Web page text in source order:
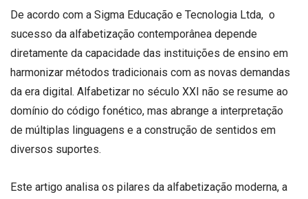
De acordo com a Sigma Educação e Tecnologia Ltda, o
sucesso da alfabetização contemporânea depende
diretamente da capacidade das instituições de ensino em
harmonizar métodos tradicionais com as novas demandas
da era digital. Alfabetizar no século XXI não se resume ao
domínio do código fonético, mas abrange a interpretação
de múltiplas linguagens e a construção de sentidos em
diversos suportes.
Este artigo analisa os pilares da alfabetização moderna, a